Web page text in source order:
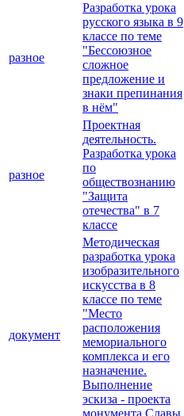
разное
Разработка урока
русского языка в 9
классе по теме
"Бессоюзное
сложное
предложение и
знаки препинания
в нём"
разное
Проектная
деятельность.
Разработка урока
по
обществознанию
"Защита
отечества" в 7
классе
документ
Методическая
разработка урока
изобразительного
искусства в 8
классе по теме
"Место
расположения
мемориального
комплекса и его
назначение.
Выполнение
эскиза - проекта